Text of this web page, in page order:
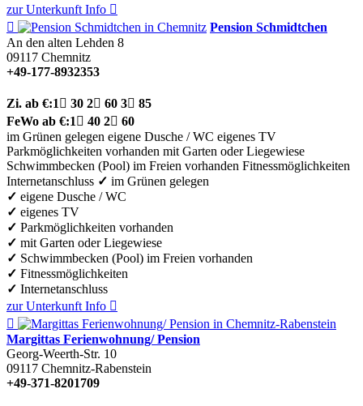
zur Unterkunft Info 

Pension Schmidtchen
An den alten Lehden 8
09117 Chemnitz
+49-177-8932353
Zi. ab €:1  30 2 60 3 85
FeWo ab €:1  40 2 60
im Grünen gelegen eigene Dusche / WC eigenes TV
Parkmöglichkeiten vorhanden mit Garten oder Liegewiese
Schwimmbecken (Pool) im Freien vorhanden Fitnessmöglichkeiten
Internetanschluss ✓ im Grünen gelegen
✓ eigene Dusche / WC
✓ eigenes TV
✓ Parkmöglichkeiten vorhanden
✓ mit Garten oder Liegewiese
✓ Schwimmbecken (Pool) im Freien vorhanden
✓ Fitnessmöglichkeiten
✓ Internetanschluss
zur Unterkunft Info 

Margittas Ferienwohnung/ Pension
Georg-Weerth-Str. 10
09117 Chemnitz-Rabenstein
+49-371-8201709